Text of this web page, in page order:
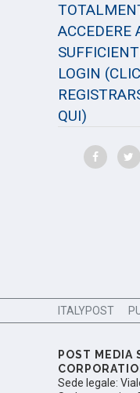
ACCEDERE
LOGIN
QUI)
ITALYPOST
POST MEDIA
Sede legale: